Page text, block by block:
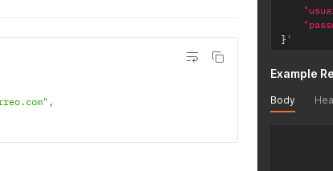
,
} '
Example
Body